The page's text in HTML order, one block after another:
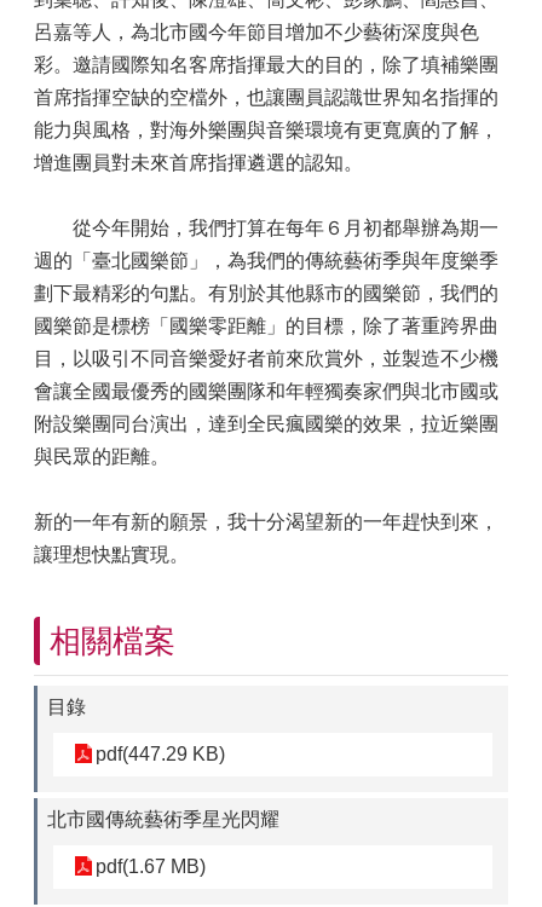
呂嘉等人，為北市國今年節目增加不少藝術深度與色
彩。邀請國際知名客席指揮最大的目的，除了填補樂團
首席指揮空缺的空檔外，也讓團員認識世界知名指揮的
能力與風格，對海外樂團與音樂環境有更寬廣的了解，
增進團員對未來首席指揮遴選的認知。
從今年開始，我們打算在每年６月初都舉辦為期一
週的「臺北國樂節」，為我們的傳統藝術季與年度樂季
劃下最精彩的句點。有別於其他縣市的國樂節，我們的
國樂節是標榜「國樂零距離」的目標，除了著重跨界曲
目，以吸引不同音樂愛好者前來欣賞外，並製造不少機
會讓全國最優秀的國樂團隊和年輕獨奏家們與北市國或
附設樂團同台演出，達到全民瘋國樂的效果，拉近樂團
與民眾的距離。
新的一年有新的願景，我十分渴望新的一年趕快到來，
讓理想快點實現。
相關檔案
目錄
pdf(447.29 KB)
北市國傳統藝術季星光閃耀
pdf(1.67 MB)